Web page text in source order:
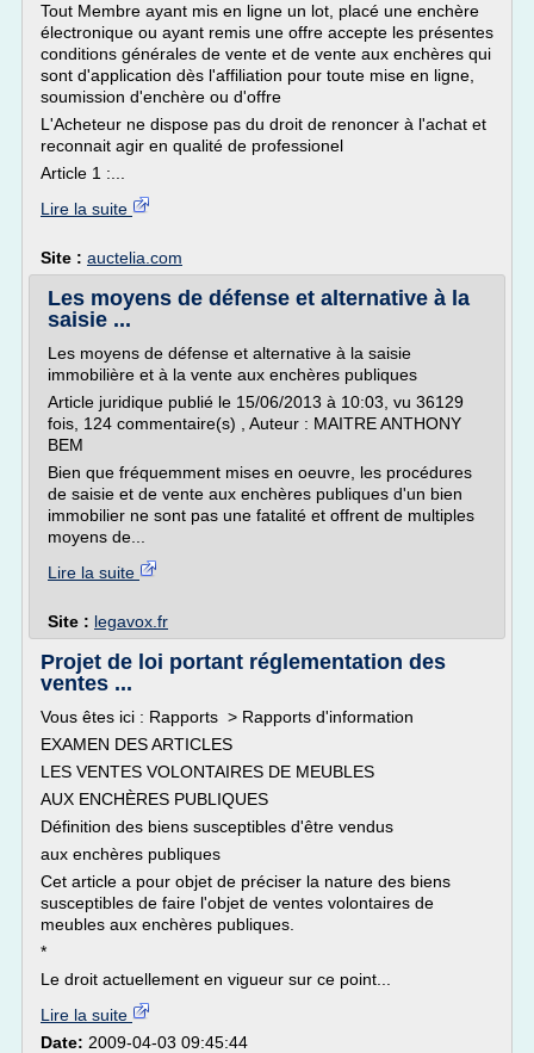
Tout Membre ayant mis en ligne un lot, placé une enchère
électronique ou ayant remis une offre accepte les présentes
conditions générales de vente et de vente aux enchères qui
sont d'application dès l'affiliation pour toute mise en ligne,
soumission d'enchère ou d'offre
L'Acheteur ne dispose pas du droit de renoncer à l'achat et
reconnait agir en qualité de professionel
Article 1 :...
Lire la suite
Site : auctelia.com
Les moyens de défense et alternative à la
saisie ...
Les moyens de défense et alternative à la saisie
immobilière et à la vente aux enchères publiques
Article juridique publié le 15/06/2013 à 10:03, vu 36129
fois, 124 commentaire(s) , Auteur : MAITRE ANTHONY
BEM
Bien que fréquemment mises en oeuvre, les procédures
de saisie et de vente aux enchères publiques d'un bien
immobilier ne sont pas une fatalité et offrent de multiples
moyens de...
Lire la suite
Site : legavox.fr
Projet de loi portant réglementation des
ventes ...
Vous êtes ici : Rapports > Rapports d'information
EXAMEN DES ARTICLES
LES VENTES VOLONTAIRES DE MEUBLES
AUX ENCHÈRES PUBLIQUES
Définition des biens susceptibles d'être vendus
aux enchères publiques
Cet article a pour objet de préciser la nature des biens
susceptibles de faire l'objet de ventes volontaires de
meubles aux enchères publiques.
*
Le droit actuellement en vigueur sur ce point...
Lire la suite
Date: 2009-04-03 09:45:44